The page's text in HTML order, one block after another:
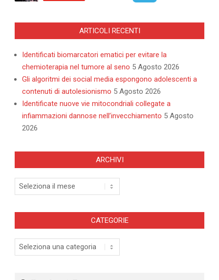
ARTICOLI RECENTI
Identificati biomarcatori ematici per evitare la
chemioterapia nel tumore al seno 5 Agosto 2026
Gli algoritmi dei social media espongono adolescenti a
contenuti di autolesionismo 5 Agosto 2026
Identificate nuove vie mitocondriali collegate a
infiammazioni dannose nell’invecchiamento 5 Agosto
2026
ARCHIVI
Archivi
CATEGORIE
Categorie
Search